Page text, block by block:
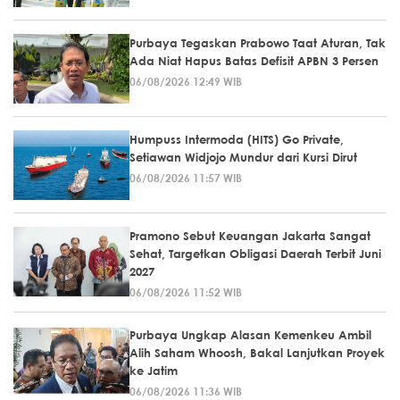
Purbaya Tegaskan Prabowo Taat Aturan, Tak
Ada Niat Hapus Batas Defisit APBN 3 Persen
06/08/2026 12:49 WIB
Humpuss Intermoda (HITS) Go Private,
Setiawan Widjojo Mundur dari Kursi Dirut
06/08/2026 11:57 WIB
Pramono Sebut Keuangan Jakarta Sangat
Sehat, Targetkan Obligasi Daerah Terbit Juni
2027
06/08/2026 11:52 WIB
Purbaya Ungkap Alasan Kemenkeu Ambil
Alih Saham Whoosh, Bakal Lanjutkan Proyek
ke Jatim
06/08/2026 11:36 WIB